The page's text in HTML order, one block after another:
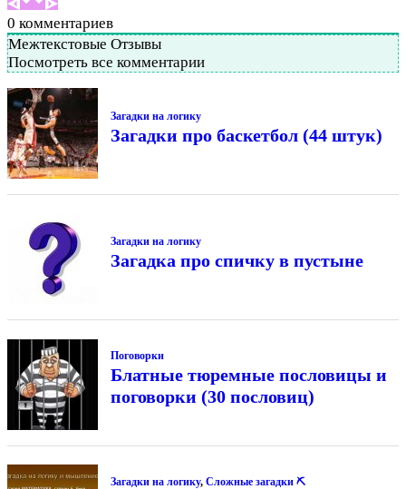
0 комментариев
Межтекстовые Отзывы
Посмотреть все комментарии
Загадки на логику
Загадки про баскетбол (44 штук)
Загадки на логику
Загадка про спичку в пустыне
Поговорки
Блатные тюремные пословицы и
поговорки (30 пословиц)
Загадки на логику, Сложные загадки ⛏